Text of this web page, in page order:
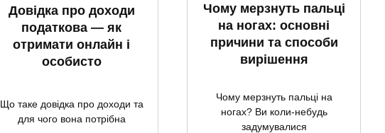
Довідка про доходи
податкова — як
отримати онлайн і
особисто
Що таке довідка про доходи та
для чого вона потрібна
Чому мерзнуть пальці
на ногах: основні
причини та способи
вирішення
Чому мерзнуть пальці на
ногах? Ви коли-небудь
задумувалися